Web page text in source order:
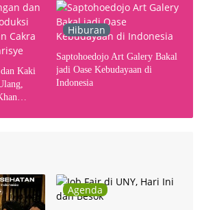
Kaki
Hiburan
Saptohoedojo Art Galery Bakal
jadi Oase Kebudayaan di
Indonesia
Agenda